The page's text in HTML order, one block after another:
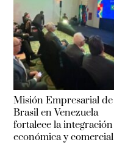
Misión Empresarial de
Brasil en Venezuela
fortalece la integración
económica y comercial